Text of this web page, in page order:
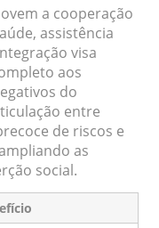
a cooperação
assistência
visa
aos
do
entre
de riscos e
as
social.